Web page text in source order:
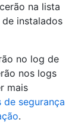
na lista
instalados
no log de
nos logs
mais
de segurança
.